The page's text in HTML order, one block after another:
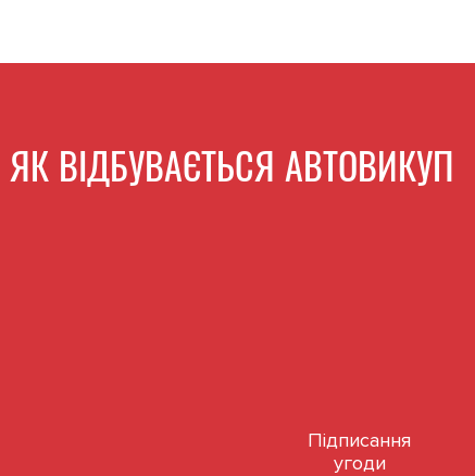
ЯК ВІДБУВАЄТЬСЯ АВТОВИКУП
Підписання
угоди